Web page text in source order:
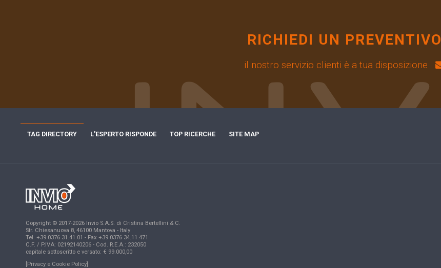
RICHIEDI UN PREVENTIVO
il nostro servizio clienti è a tua disposizione
TAG DIRECTORY L'ESPERTO RISPONDE TOP RICERCHE SITE MAP
Copyright © 2017-2026 Invio S.A.S. di Cristina Bertellini & C.
Str. Chiesanuova 8, 46100 Mantova - Italy
Tel. +39 0376 31.41.01 - Fax +39 0376 34.11.471
C.F. / P.IVA: 02192140206 - Cod. R.E.A.: 232050
capitale sottoscritto e versato: € 99.000,00
[Privacy e Cookie Policy]